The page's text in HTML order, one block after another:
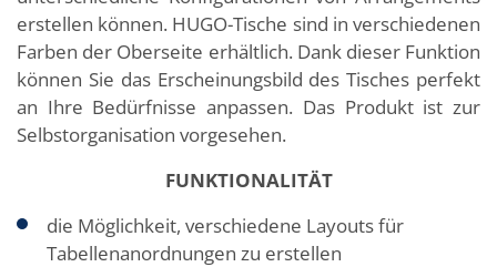
erstellen können. HUGO-Tische sind in verschiedenen
Farben der Oberseite erhältlich. Dank dieser Funktion
können Sie das Erscheinungsbild des Tisches perfekt
an Ihre Bedürfnisse anpassen. Das Produkt ist zur
Selbstorganisation vorgesehen.
FUNKTIONALITÄT
die Möglichkeit, verschiedene Layouts für
Tabellenanordnungen zu erstellen